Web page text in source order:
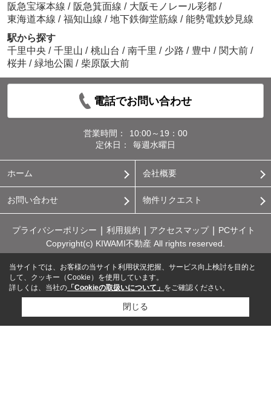
阪急宝塚本線 / 阪急箕面線 / 大阪モノレール彩都 /
東海道本線 / 福知山線 / 地下鉄御堂筋線 / 能勢電鉄妙見線
駅から探す
千里中央 / 千里山 / 桃山台 / 南千里 / 少路 / 豊中 / 関大前 /
桜井 / 緑地公園 / 柴原阪大前
電話でお問い合わせ
営業時間：
10:00～19：00
定休日：
毎週水曜日
ホーム 会社概要
お問い合わせ 物件リクエスト
プライバシーポリシー 利用規約 アクセスマップ
PCサイト
Copyright(c) KIWAMI不動産 All rights reserved.
当サイトでは、お客様の当サイト利用状況把握、サービス向上検討を目的と
して、クッキー（Cookie）を使用しています。
詳しくは、当社の 「Cookieの取扱いについて」 をご確認ください。
閉じる